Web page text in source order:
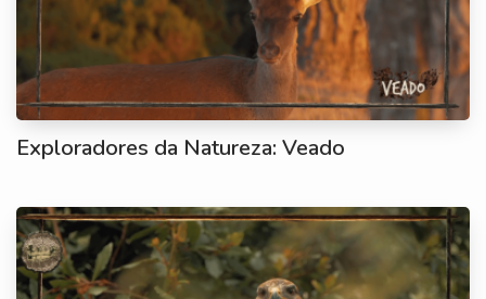
Exploradores da Natureza: Veado